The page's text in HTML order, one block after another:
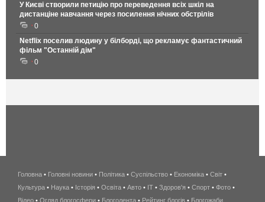
У Києві створили петицію про переведення всіх шкіл на
дистанціне навчання через посилення нічних обстрілів
0
Netflix поселив людину у білборді, що рекламує фантастичний
фільм "Останній дім"
0
беспроводной
интернет
киев
Головна • Головні новини • Політика • Суспільство • Економіка • Світ •
Культура • Наука • Історія • Освіта • Авто • IT • Здоров'я • Спорт • Фото •
Відео • Огляд блогосфери • Блоголента • Рейтинг блогів • Блогожаби